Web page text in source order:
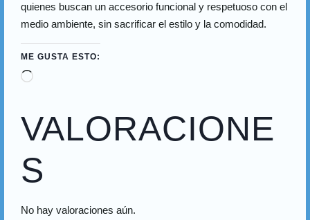
quienes buscan un accesorio funcional y respetuoso con el
medio ambiente, sin sacrificar el estilo y la comodidad.
ME GUSTA ESTO:
VALORACIONE
S
No hay valoraciones aún.